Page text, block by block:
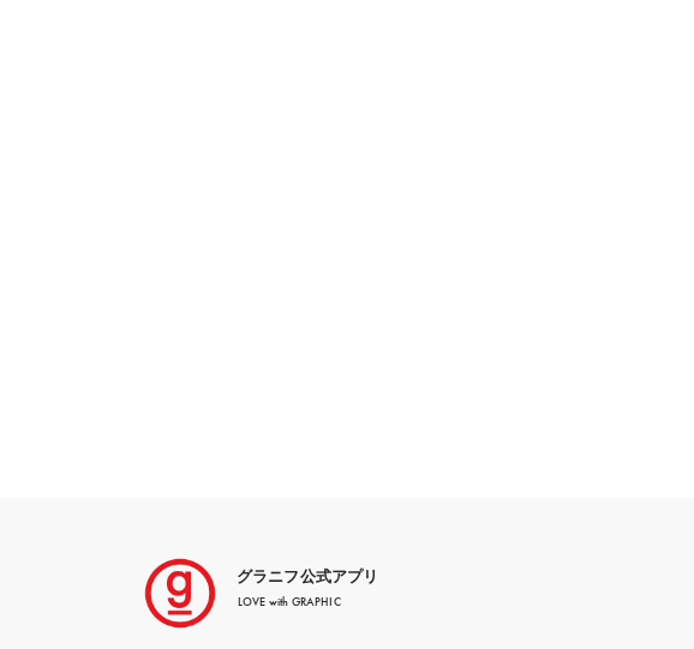
グラニフ公式アプリ
LOVE with GRAPHIC